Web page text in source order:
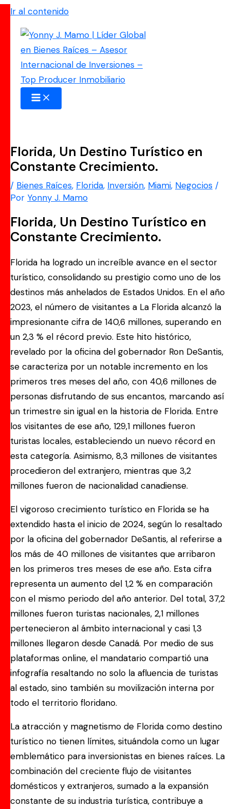
Ir al contenido
Florida, Un Destino Turístico en
Constante Crecimiento.
/ Bienes Raíces, Florida, Inversión, Miami, Negocios /
Por Yonny J. Mamo
Florida, Un Destino Turístico en
Constante Crecimiento.
Florida ha logrado un increíble avance en el sector
turístico, consolidando su prestigio como uno de los
destinos más anhelados de Estados Unidos. En el año
2023, el número de visitantes a La Florida alcanzó la
impresionante cifra de 140,6 millones, superando en
un 2,3 % el récord previo. Este hito histórico,
revelado por la oficina del gobernador Ron DeSantis,
se caracteriza por un notable incremento en los
primeros tres meses del año, con 40,6 millones de
personas disfrutando de sus encantos, marcando así
un trimestre sin igual en la historia de Florida. Entre
los visitantes de ese año, 129,1 millones fueron
turistas locales, estableciendo un nuevo récord en
esta categoría. Asimismo, 8,3 millones de visitantes
procedieron del extranjero, mientras que 3,2
millones fueron de nacionalidad canadiense.
El vigoroso crecimiento turístico en Florida se ha
extendido hasta el inicio de 2024, según lo resaltado
por la oficina del gobernador DeSantis, al referirse a
los más de 40 millones de visitantes que arribaron
en los primeros tres meses de ese año. Esta cifra
representa un aumento del 1,2 % en comparación
con el mismo periodo del año anterior. Del total, 37,2
millones fueron turistas nacionales, 2,1 millones
pertenecieron al ámbito internacional y casi 1,3
millones llegaron desde Canadá. Por medio de sus
plataformas online, el mandatario compartió una
infografía resaltando no solo la afluencia de turistas
al estado, sino también su movilización interna por
todo el territorio floridano.
La atracción y magnetismo de Florida como destino
turístico no tienen límites, situándola como un lugar
emblemático para inversionistas en bienes raíces. La
combinación del creciente flujo de visitantes
domésticos y extranjeros, sumado a la expansión
constante de su industria turística, contribuye a